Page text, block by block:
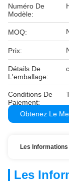
Numéro De
Modèle:
MOQ:
Prix:
Détails De
L'emballage:
Conditions De
Paiement:
Obtenez Le
Les
Les